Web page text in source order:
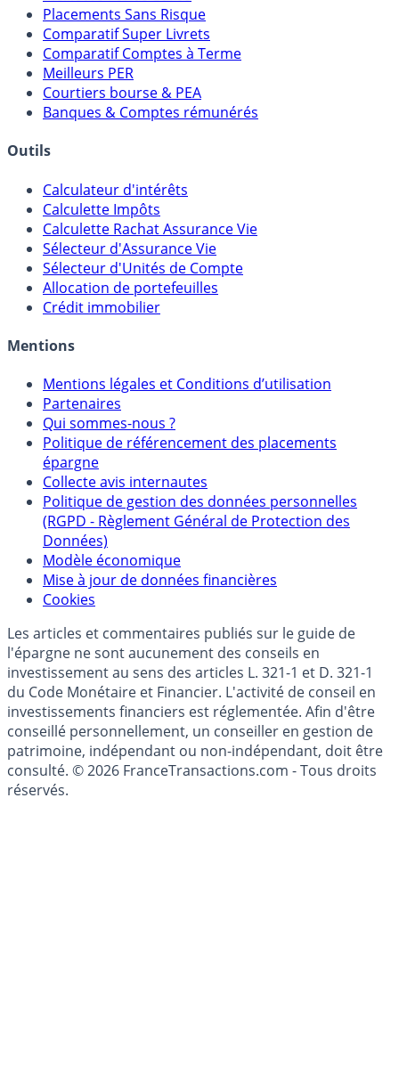
Meilleures Assurances-Vie
Meilleurs Fonds Euros
Placements Sans Risque
Comparatif Super Livrets
Comparatif Comptes à Terme
Meilleurs PER
Banques & Comptes rémunérés
Outils
Calculateur d'intérêts
Calculette Impôts
Calculette Rachat Assurance Vie
Sélecteur d'Assurance Vie
Sélecteur d'Unités de Compte
Crédit immobilier
Mentions
Mentions légales et Conditions d’utilisation
Partenaires
Qui sommes-nous ?
Politique de référencement des placements
épargne
Collecte avis internautes
Politique de gestion des données personnelles
(RGPD - Règlement Général de Protection des
Données)
Modèle économique
Cookies
Les articles et commentaires publiés sur le guide de
l'épargne ne sont aucunement des conseils en
investissement au sens des articles L. 321-1 et D. 321-1
du Code Monétaire et Financier. L'activité de conseil en
investissements financiers est réglementée. Afin d'être
conseillé personnellement, un conseiller en gestion de
patrimoine, indépendant ou non-indépendant, doit être